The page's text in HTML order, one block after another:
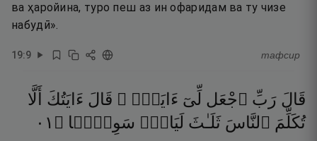
ва ҳаройина, туро пеш аз ин офаридам ва ту чизе
набудӣ».
19:9 тафсир
قَالَ رَبِّ ٱجْعَل لِّىٓ ءَايَةًۭ ۚ قَالَ ءَايَتُكَ
أَلَّا
تُكَلِّمَ ٱلنَّاسَ ثَلَـٰثَ لَيَالٍۢ سَوِيًّۭا ۝ ١٠